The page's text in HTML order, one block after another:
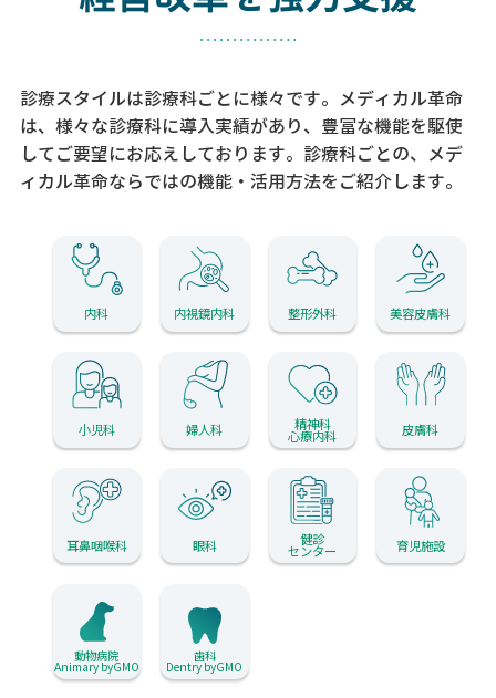
診療スタイルは診療科ごとに様々です。メディカル革命
は、様々な診療科に導入実績があり、 豊富な機能を駆使
してご要望にお応えしております。 診療科ごとの、メデ
ィカル革命ならではの機能・活用方法をご紹介します。
内科 内視鏡内科 整形外科 美容皮膚科
小児科 婦人科 精神科
心療内科 皮膚科
耳鼻咽喉科 眼科 健診
センター 育児施設
動物病院
Animary byGMO
歯科
Dentry byGMO